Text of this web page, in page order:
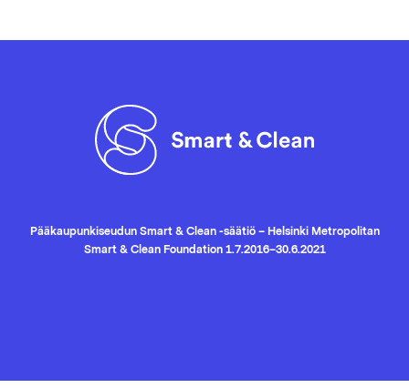
Pääkaupunkiseudun Smart & Clean -säätiö – Helsinki Metropolitan
Smart & Clean Foundation 1.7.2016–30.6.2021